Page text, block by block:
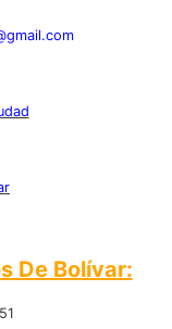
De Bolívar: